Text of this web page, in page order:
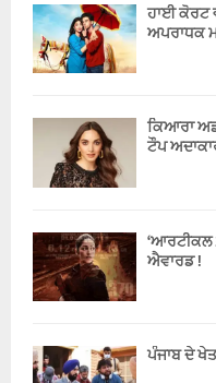
ਹਾਈ ਕੋਰਟ
ਅਪਰਾਧਕ
ਕਿਆਰਾ
ਟੌਪ
‘ਆਰਟੀਕਲ
ਐਵਾਰਡ !
ਪੰਜਾਬ ਦੇ